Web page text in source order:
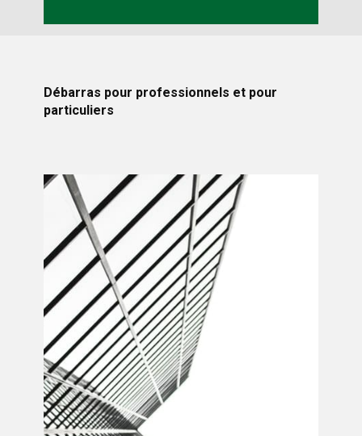
Débarras pour professionnels et pour
particuliers